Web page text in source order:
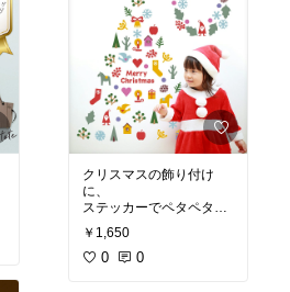
クリスマスの飾り付け
に、
ステッカーでペタペタ可
愛く
したいな〜♡
￥1,650
0 0